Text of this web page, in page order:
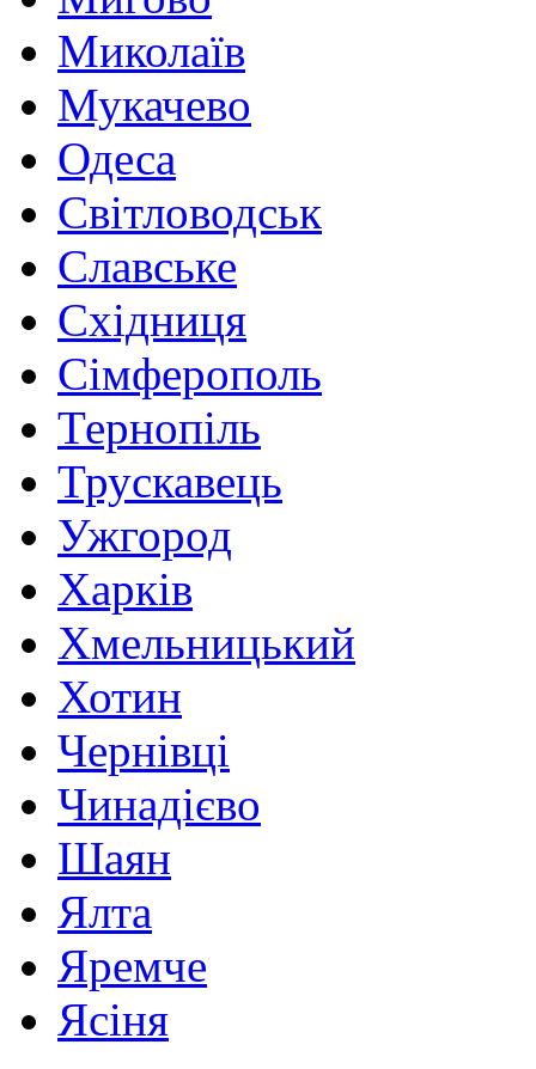
Миколаїв
Мукачево
Одеса
Світловодськ
Славське
Східниця
Сімферополь
Тернопіль
Трускавець
Ужгород
Харків
Хмельницький
Хотин
Чернівці
Чинадієво
Шаян
Ялта
Яремче
Ясіня